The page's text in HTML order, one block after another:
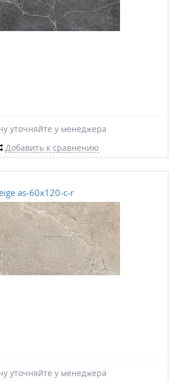
уточняйте у менеджера
Добавить к сравнению
as-60x120-c-r
уточняйте у менеджера